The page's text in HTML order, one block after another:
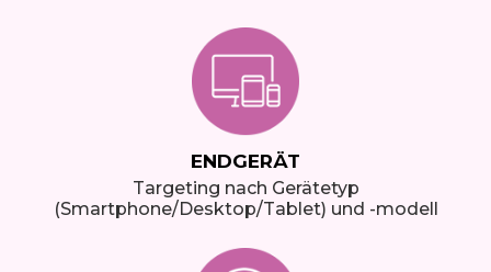
ENDGERÄT
Targeting nach Gerätetyp
(Smartphone/Desktop/Tablet) und -modell